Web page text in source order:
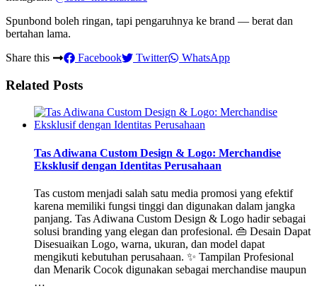
Spunbond boleh ringan, tapi pengaruhnya ke brand — berat dan
bertahan lama.
Share this
Facebook Twitter WhatsApp
Related Posts
Tas Adiwana Custom Design & Logo: Merchandise
Eksklusif dengan Identitas Perusahaan
Tas custom menjadi salah satu media promosi yang efektif
karena memiliki fungsi tinggi dan digunakan dalam jangka
panjang. Tas Adiwana Custom Design & Logo hadir sebagai
solusi branding yang elegan dan profesional. 👜 Desain Dapat
Disesuaikan Logo, warna, ukuran, dan model dapat
mengikuti kebutuhan perusahaan. ✨ Tampilan Profesional
dan Menarik Cocok digunakan sebagai merchandise maupun
…